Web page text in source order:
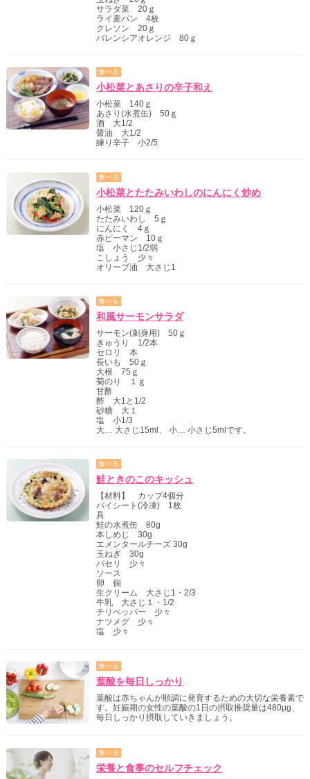
サラダ菜 20ｇ
ライ麦パン 4枚
クレソン 20ｇ
バレンシアオレンジ 80ｇ
食べる
小松菜とあさりの辛子和え
小松菜 140ｇ
あさり(水煮缶) 50ｇ
酒 大1/2
醤油 大1/2
練り辛子 小2/5
食べる
小松菜とたたみいわしのにんにく炒め
小松菜 120ｇ
たたみいわし 5ｇ
にんにく 4ｇ
赤ピーマン 10ｇ
塩 小さじ1/2弱
こしょう 少々
オリーブ油 大さじ1
食べる
和風サーモンサラダ
サーモン(刺身用) 50ｇ
きゅうり 1/2本
セロリ 本
長いも 50ｇ
大根 75ｇ
菊のり １ｇ
甘酢
酢 大1と1/2
砂糖 大１
塩 小1/3
大… 大さじ15ml、 小… 小さじ5mlです。
食べる
鮭ときのこのキッシュ
【材料】 カップ4個分
パイシート(冷凍) 1枚
具
鮭の水煮缶 80g
本しめじ 30g
エメンタールチーズ 30g
玉ねぎ 30g
パセリ 少々
ソース
卵 個
生クリーム 大さじ1・2/3
牛乳 大さじ１・1/2
チリペッパー 少々
ナツメグ 少々
塩 少々
食べる
葉酸を毎日しっかり
葉酸は赤ちゃんが順調に発育するための大切な栄養素で
す。妊娠期の女性の葉酸の1日の摂取推奨量は480μg、
毎日しっかり摂取していきましょう。
食べる
栄養と食事のセルフチェック